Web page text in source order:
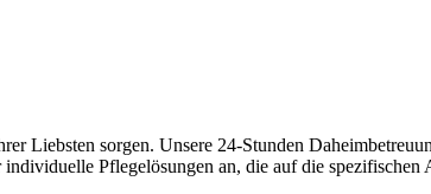
Liebsten sorgen. Unsere 24-Stunden
Pflegelösungen an, die auf die